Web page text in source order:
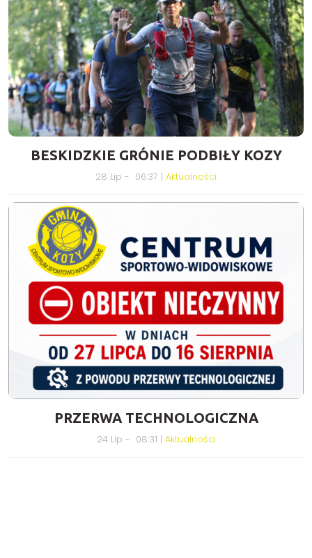
BESKIDZKIE GRÓNIE PODBIŁY KOZY
28 Lip - 06:37 | Aktualności
PRZERWA TECHNOLOGICZNA
24 Lip - 08:31 | Aktualności